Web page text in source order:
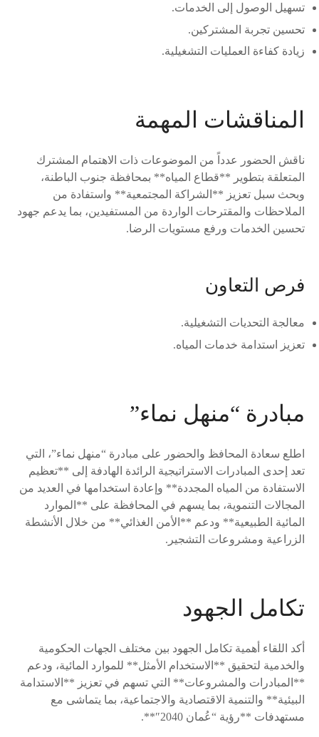
تسهيل الوصول إلى الخدمات.
تحسين تجربة المشتركين.
زيادة كفاءة العمليات التشغيلية.
المناقشات المهمة
ناقش الحضور عدداً من الموضوعات ذات الاهتمام المشترك
المتعلقة بتطوير **قطاع المياه** بمحافظة جنوب الباطنة،
وبحث سبل تعزيز **الشراكة المجتمعية** واستفادة من
الملاحظات والمقترحات الواردة من المستفيدين، بما يدعم جهود
تحسين الخدمات ورفع مستويات الرضا.
فرص التعاون
معالجة التحديات التشغيلية.
تعزيز استدامة خدمات المياه.
مبادرة “منهل نماء”
اطلع سعادة المحافظ والحضور على مبادرة “منهل نماء”، التي
تعد إحدى المبادرات الاستراتيجية الرائدة الهادفة إلى **تعظيم
الاستفادة من المياه المجددة** وإعادة استخدامها في العديد من
المجالات التنموية، بما يسهم في المحافظة على **الموارد
المائية الطبيعية** ودعم **الأمن الغذائي** من خلال الأنشطة
الزراعية ومشروعات التشجير.
تكامل الجهود
أكد اللقاء أهمية تكامل الجهود بين مختلف الجهات الحكومية
والخدمية لتحقيق **الاستخدام الأمثل** للموارد المائية، ودعم
**المبادرات والمشروعات** التي تسهم في تعزيز **الاستدامة
البيئية** والتنمية الاقتصادية والاجتماعية، بما يتماشى مع
مستهدفات **رؤية “عُمان 2040″**.